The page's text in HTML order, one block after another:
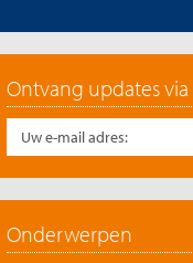
Ontvang updates
Onderwerpen